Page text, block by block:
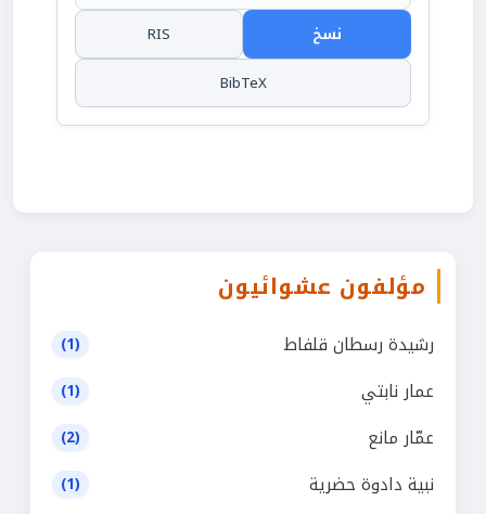
نسخ
RIS
BibTeX
مؤلفون عشوائيون
رشيدة رسطان قلفاط (1)
عمار نابتي (1)
عمّار مانع (2)
نبية دادوة حضرية (1)